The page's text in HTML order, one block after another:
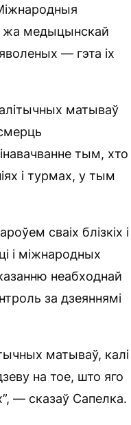
жа медыцынскай
— гэта іх
матываў
тым, хто
і турмах, у тым
сваіх блізкіх і
і міжнародных
неабходнай
за дзеяннямі
матываў, калі
на тое, што яго
— сказаў Сапелка.